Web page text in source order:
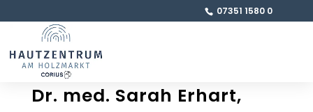
07351 1580 0
Dr. med. Sarah Erhart,